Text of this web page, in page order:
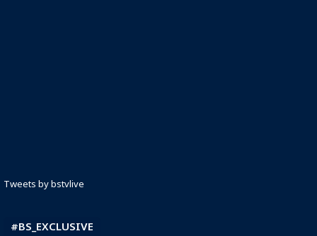
Tweets by bstvlive
#BS_EXCLUSIVE